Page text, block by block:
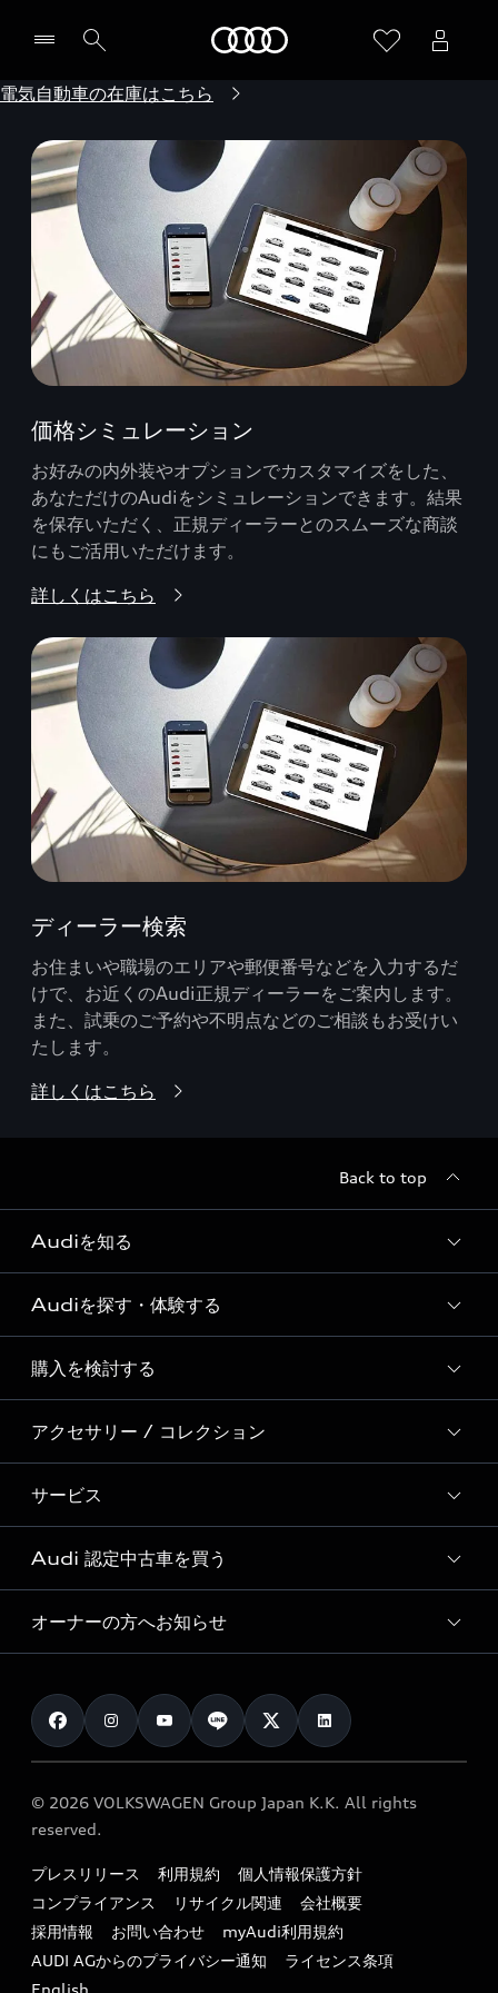
電気自動車の在庫はこちら
価格シミュレーション
お好みの内外装やオプションでカスタマイズをした、
あなただけのAudiをシミュレーションできます。結果
を保存いただく、正規ディーラーとのスムーズな商談
にもご活用いただけます。
詳しくはこちら
ディーラー検索
お住まいや職場のエリアや郵便番号などを入力するだ
けで、お近くのAudi正規ディーラーをご案内します。
また、試乗のご予約や不明点などのご相談もお受けい
たします。
詳しくはこちら
Back to top
Audiを知る
Audi ブランド
Story of Progress
Audi Sport
Formula 1®
デジタルサービス
Audiを探す・体験する
ディーラー検索
新車在庫検索
試乗車・展示車検索
見積り依頼
試乗予約
購入を検討する
モデル一覧
特別仕様モデル / 限定モデル
e-tronラインアップ
価格シミュレーション
車両比較
カタログ一覧
アクセサリー / コレクション
純正アクセサリー
オンラインショップ
Audi collection
アウディナビアプリ
サービス
サービス入庫予約
サービスプログラム
メンテナンス
車検 / 定期点検
e-tronアフターサポート
myAudi
Audi 認定中古車を買う
Audi認定中古車
クオリティ
保証
メンテナンス
ファイナンス
キャンペーン / イベント
買取査定
オーナーの方へお知らせ
お知らせ
オーナー様向けキャンペーン
特定整備適用車一覧
リサイクル法
よくある質問（FAQ）
© 2026 VOLKSWAGEN Group Japan K.K. All rights
reserved.
プレスリリース 利用規約
個人情報保護方針
コンプライアンス
リサイクル関連
会社概要
採用情報
お問い合わせ
myAudi利用規約
AUDI AGからのプライバシー通知
ライセンス条項
English